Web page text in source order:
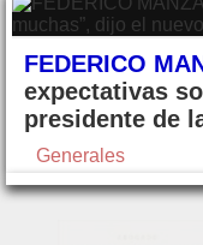
FEDERICO
expectativas
presidente de
Generales